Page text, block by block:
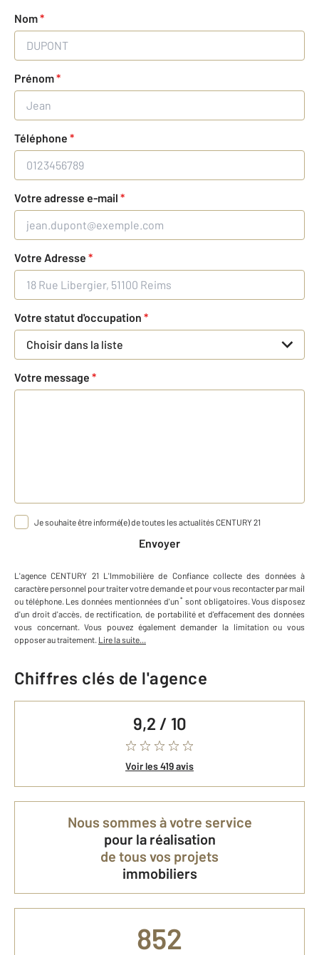
Nom*
Prénom*
Téléphone *
Votre adresse e-mail *
Votre Adresse *
Votre statut d'occupation *
Choisir dans la liste
Votre message *
Je souhaite être informé(e) de toutes les actualités CENTURY 21
Envoyer
L'agence CENTURY 21 L'Immobilière de Confiance collecte des données à
caractère personnel pour traiter votre demande et pour vous recontacter par mail
ou téléphone. Les données mentionnées d'un * sont obligatoires. Vous disposez
d'un droit d'accès, de rectification, de portabilité et d'effacement des données
vous concernant. Vous pouvez également demander la limitation ou vous
opposer au traitement. Lire la suite...
Chiffres clés de l'agence
9,2 / 10
Voir les 419 avis
Nous sommes à votre service
pour la réalisation
de tous vos projets
immobiliers
852